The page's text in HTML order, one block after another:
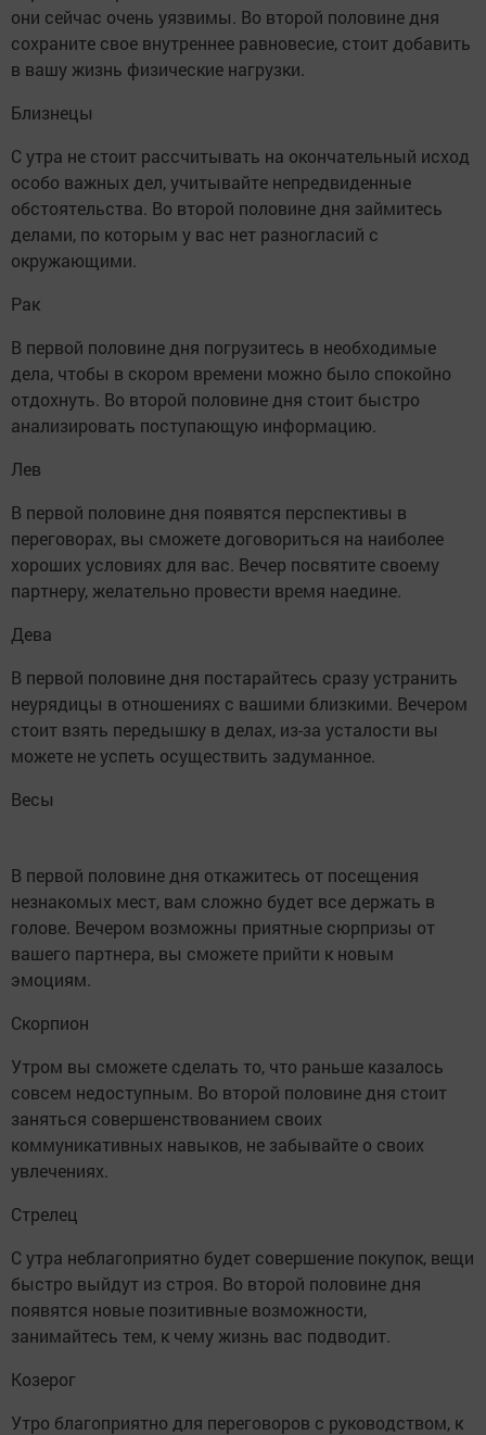
они сейчас очень уязвимы. Во второй половине дня
сохраните свое внутреннее равновесие, стоит добавить
в вашу жизнь физические нагрузки.
Близнецы
С утра не стоит рассчитывать на окончательный исход
особо важных дел, учитывайте непредвиденные
обстоятельства. Во второй половине дня займитесь
делами, по которым у вас нет разногласий с
окружающими.
Рак
В первой половине дня погрузитесь в необходимые
дела, чтобы в скором времени можно было спокойно
отдохнуть. Во второй половине дня стоит быстро
анализировать поступающую информацию.
Лев
В первой половине дня появятся перспективы в
переговорах, вы сможете договориться на наиболее
хороших условиях для вас. Вечер посвятите своему
партнеру, желательно провести время наедине.
Дева
В первой половине дня постарайтесь сразу устранить
неурядицы в отношениях с вашими близкими. Вечером
стоит взять передышку в делах, из-за усталости вы
можете не успеть осуществить задуманное.
Весы
В первой половине дня откажитесь от посещения
незнакомых мест, вам сложно будет все держать в
голове. Вечером возможны приятные сюрпризы от
вашего партнера, вы сможете прийти к новым
эмоциям.
Скорпион
Утром вы сможете сделать то, что раньше казалось
совсем недоступным. Во второй половине дня стоит
заняться совершенствованием своих
коммуникативных навыков, не забывайте о своих
увлечениях.
Стрелец
С утра неблагоприятно будет совершение покупок, вещи
быстро выйдут из строя. Во второй половине дня
появятся новые позитивные возможности,
занимайтесь тем, к чему жизнь вас подводит.
Козерог
Утро благоприятно для переговоров с руководством, к